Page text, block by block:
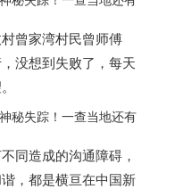
曾家湾村民曾师傅
没想到失败了，每天
同造成的沟通障碍，
，都是横亘在中国新